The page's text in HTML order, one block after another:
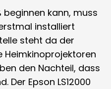
kann, muss
installiert
steht da der
Heimkinoprojektoren
den Nachteil, dass
Der Epson LS12000